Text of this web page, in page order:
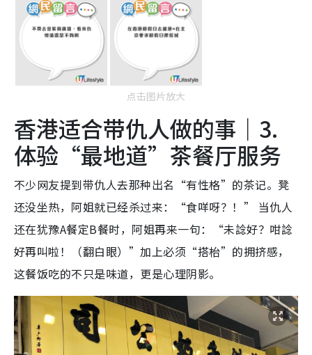
点击图片放大
香港适合带仇人做的事｜3.
体验“最地道”茶餐厅服务
不少网友提到带仇人去那种出名“有性格”的茶记。凳
还没坐热，阿姐就已经杀过来：“食咩呀？！” 当仇人
还在犹豫A餐定B餐时，阿姐再来一句：“未諗好？咁諗
好再叫啦！（翻白眼）”加上必须“搭枱”的拥挤感，
这餐饭吃的不只是味道，更是心理阴影。